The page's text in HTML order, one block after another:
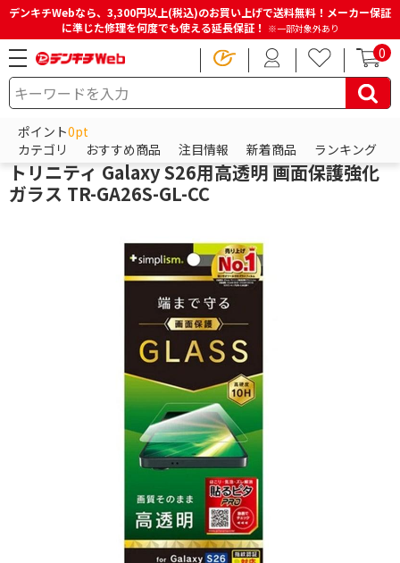
デンキチWebなら、3,300円以上(税込)のお買い上げで送料無料！メーカー保証
に準じた修理を何度でも使える延長保証！ ※一部対象外あり
0
ポイント0pt
カテゴリ
おすすめ商品 注目情報 新着商品 ランキング
HOME 商品一覧ページ スマホアクセサリー
トリニティ
トリニティ Galaxy S26用高透明 画面保護強化
ガラス TR-GA26S-GL-CC